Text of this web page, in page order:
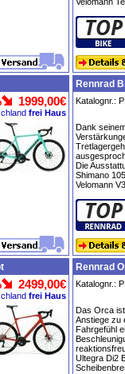
1999,00€
frei Haus
Rennrad
Katalognr.:
Dank
Die
Shimano
Velomann
2499,00€
frei Haus
Rennrad
Katalognr.:
Das Orca
Anstiege zu
Fahrgefühl
Ultegra Di2